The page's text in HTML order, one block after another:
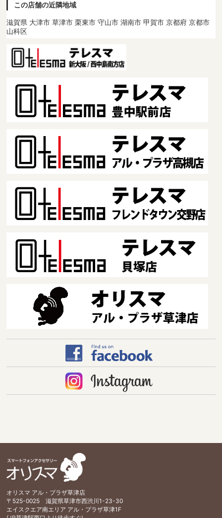
この店舗の近隣地域
滋賀県 大津市 草津市 栗東市 守山市 湖南市 甲賀市 京都府 京都市
山科区
オリスマ アル・プラザ草津店
〒525-0025 滋賀県草津市西渋川1-23-30
エイスクエア南エリア アル・プラザ草津1F